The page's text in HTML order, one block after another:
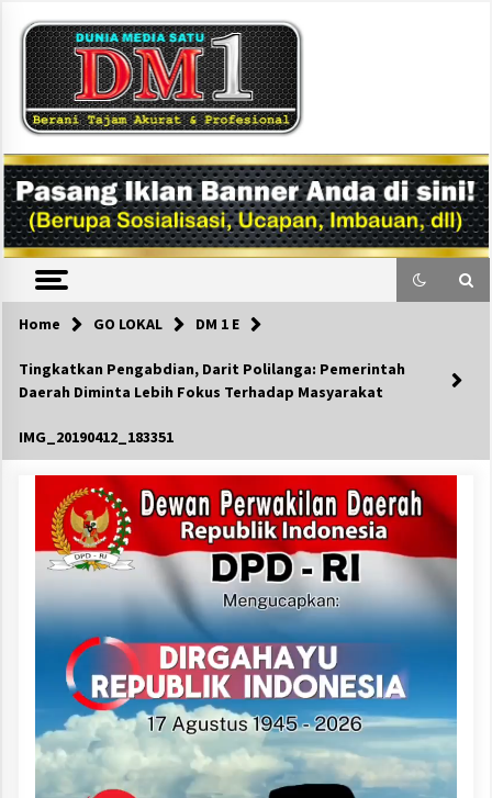
content
DM1
Home GO LOKAL DM 1 E
Tingkatkan Pengabdian, Darit Polilanga: Pemerintah
Daerah Diminta Lebih Fokus Terhadap Masyarakat
IMG_20190412_183351